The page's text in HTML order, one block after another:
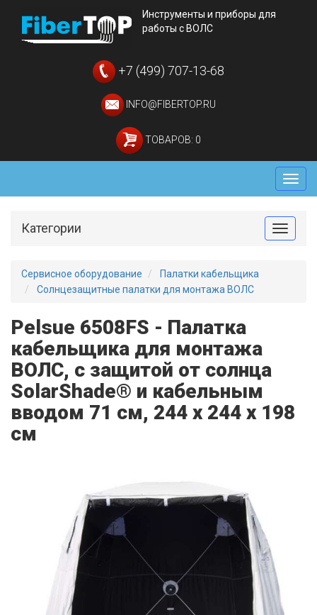
Инструменты и приборы для
работы с ВОЛС
+7 (499) 707-13-68
INFO@FIBERTOP.RU
ТОВАРОВ: 0
Меню
Toggle
Категории
Сервисное оборудование
Палатки кабельщика
Солнцезащитные палатки для монтажа ВОЛС
Pelsue 6508FS - Палатка
кабельщика для монтажа
ВОЛС, с защитой от солнца
SolarShade® и кабельным
вводом 71 см, 244 х 244 х 198
см